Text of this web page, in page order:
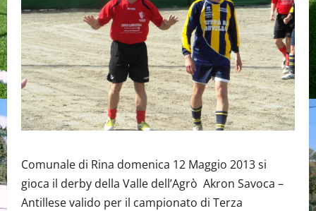
Comunale di Rina domenica 12 Maggio 2013 si
gioca il derby della Valle dell’Agrò Akron Savoca –
Antillese valido per il campionato di Terza